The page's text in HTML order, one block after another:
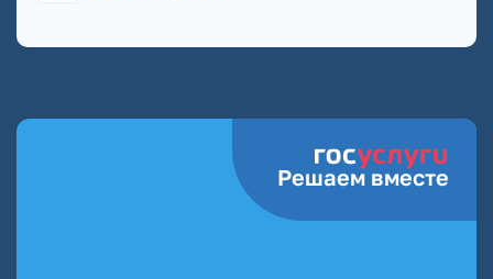
Решаем вместе